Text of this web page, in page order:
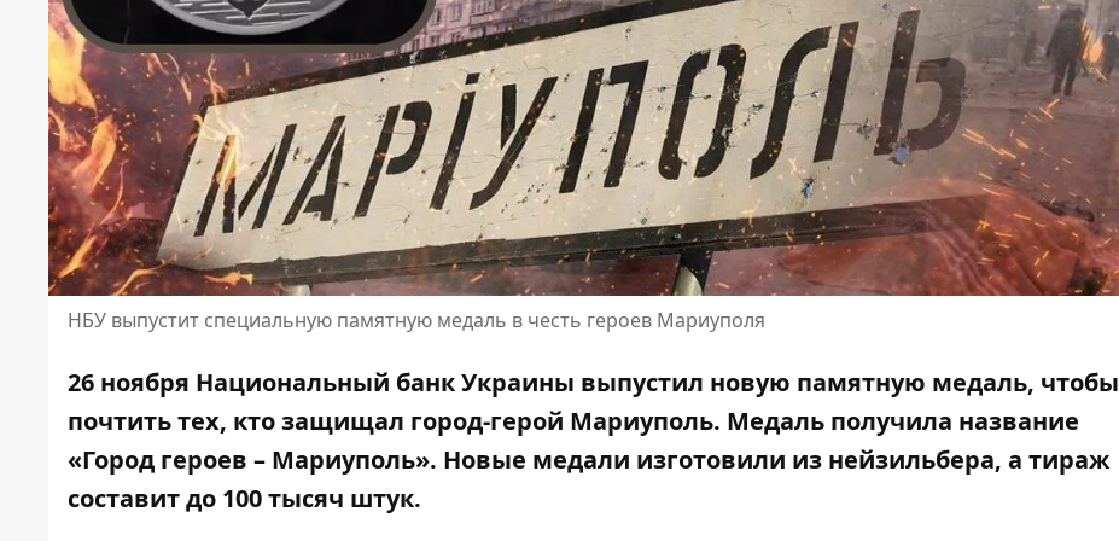
НБУ выпустит специальную памятную медаль в честь героев Мариуполя
26 ноября Национальный банк Украины выпустил новую памятную медаль, чтобы
почтить тех, кто защищал город-герой Мариуполь. Медаль получила название
«Город героев – Мариуполь». Новые медали изготовили из нейзильбера, а тираж
составит до 100 тысяч штук.